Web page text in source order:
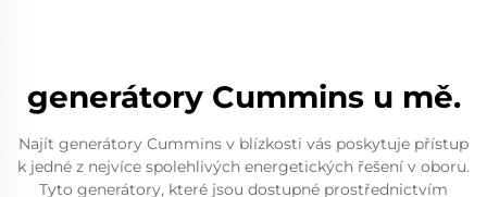
generátory Cummins u mě.
Najít generátory Cummins v blízkosti vás poskytuje přístup
k jedné z nejvíce spolehlivých energetických řešení v oboru.
Tyto generátory, které jsou dostupné prostřednictvím